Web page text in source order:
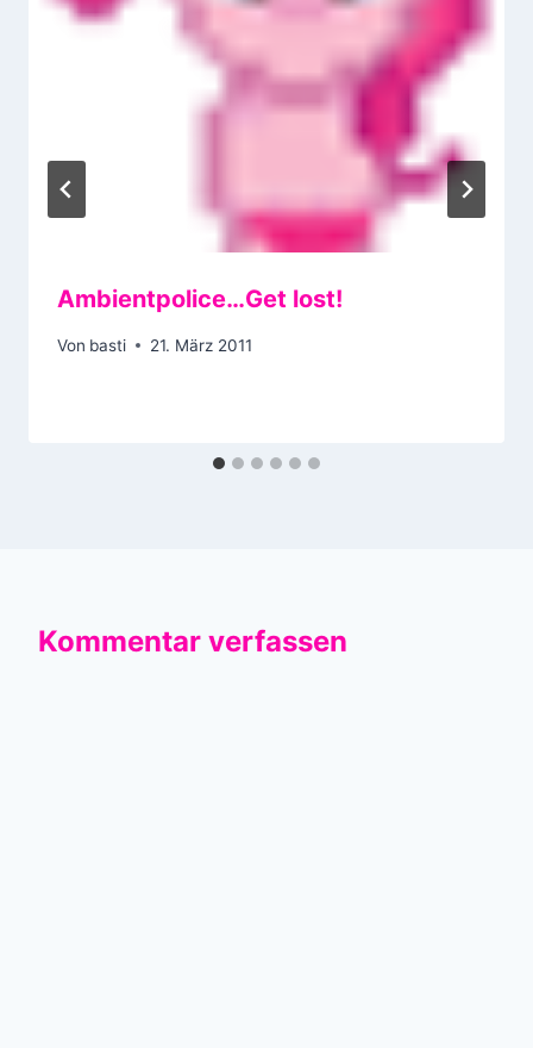
Ambientpolice…Get lost!
Von basti 21. März 2011
Kommentar verfassen